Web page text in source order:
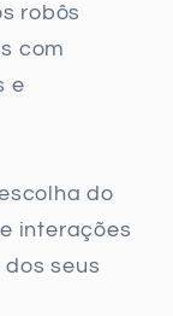
robôs
com
e
do
interações
seus